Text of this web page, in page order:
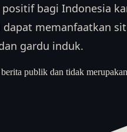
bagi Indonesia
memanfaatkan
gardu induk.
publik dan tidak